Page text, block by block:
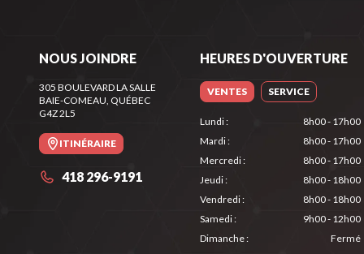
NOUS JOINDRE
305 BOULEVARD LA SALLE
BAIE-COMEAU, QUÉBEC
G4Z 2L5
ITINÉRAIRE
418 296-9191
HEURES D'OUVERTURE
VENTES SERVICE
Lundi:
8h00 - 17h00
Mardi:
8h00 - 17h00
Mercredi:
8h00 - 17h00
Jeudi:
8h00 - 18h00
Vendredi:
8h00 - 18h00
Samedi:
9h00 - 12h00
Dimanche: Fermé